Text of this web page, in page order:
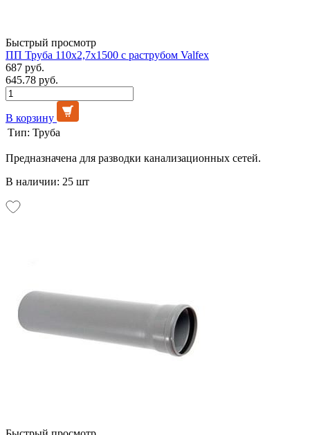
Быстрый просмотр
ПП Труба 110х2,7х1500 с раструбом Valfex
687 руб.
645.78 руб.
В корзину
Тип: Труба
Предназначена для разводки канализационных сетей.
В наличии: 25 шт